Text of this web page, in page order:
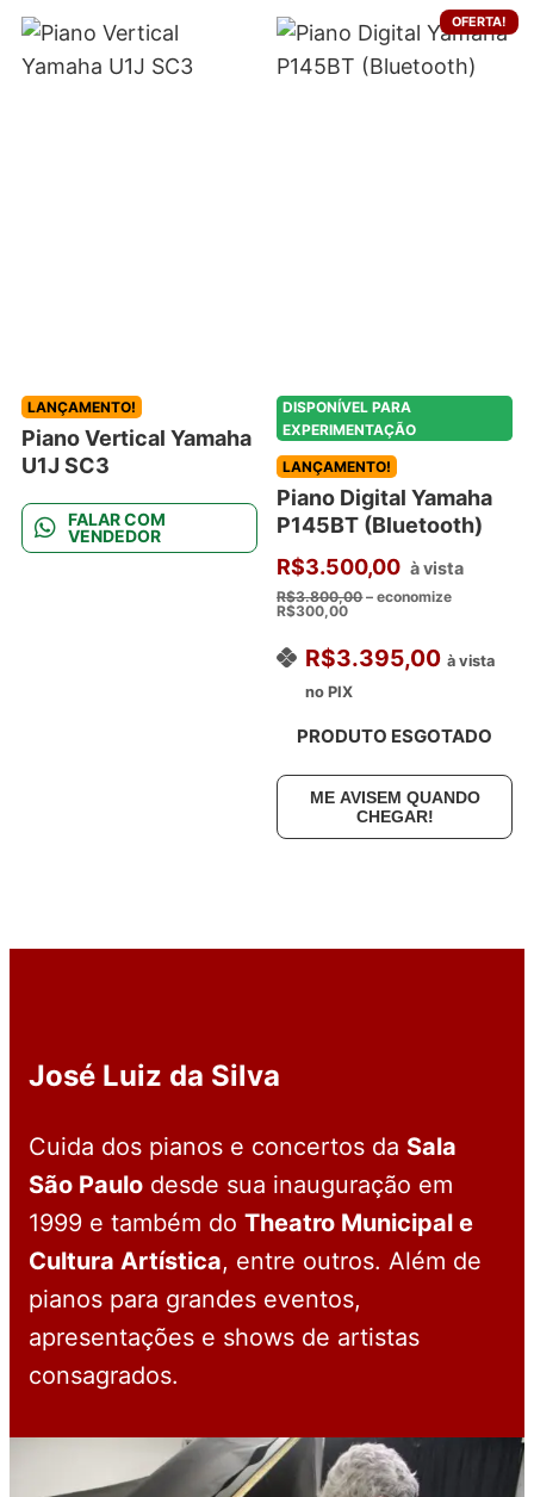
LANÇAMENTO!
Piano Vertical Yamaha
U1J SC3
FALAR COM
VENDEDOR
OFERTA!
DISPONÍVEL PARA
EXPERIMENTAÇÃO
LANÇAMENTO!
Piano Digital Yamaha
P145BT (Bluetooth)
R$3.500,00 à vista
R$3.800,00– economize
R$300,00
R$3.395,00 à vista
no PIX
PRODUTO ESGOTADO
ME AVISEM QUANDO
CHEGAR!
José Luiz da Silva
Cuida dos pianos e concertos da Sala
São Paulo desde sua inauguração em
1999 e também do Theatro Municipal e
Cultura Artística, entre outros. Além de
pianos para grandes eventos,
apresentações e shows de artistas
consagrados.